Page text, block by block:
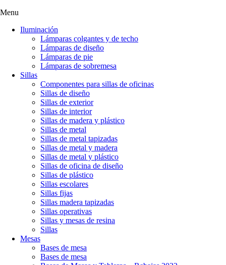
Menu
Iluminación
Lámparas colgantes y de techo
Lámparas de diseño
Lámparas de pie
Lámparas de sobremesa
Sillas
Componentes para sillas de oficinas
Sillas de diseño
Sillas de exterior
Sillas de interior
Sillas de madera y plástico
Sillas de metal
Sillas de metal tapizadas
Sillas de metal y madera
Sillas de metal y plástico
Sillas de oficina de diseño
Sillas de plástico
Sillas escolares
Sillas fijas
Sillas madera tapizadas
Sillas operativas
Sillas y mesas de resina
Sillas
Mesas
Bases de mesa
Bases de mesa